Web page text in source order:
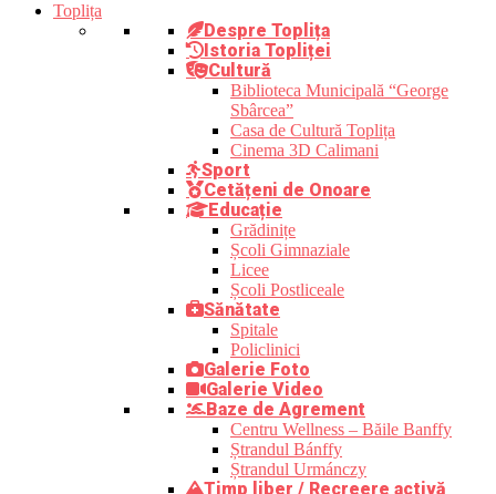
Toplița
Despre Toplița
Istoria Topliței
Cultură
Biblioteca Municipală “George
Sbârcea”
Casa de Cultură Toplița
Cinema 3D Calimani
Sport
Cetățeni de Onoare
Educație
Grădinițe
Școli Gimnaziale
Licee
Școli Postliceale
Sănătate
Spitale
Policlinici
Galerie Foto
Galerie Video
Baze de Agrement
Centru Wellness – Băile Banffy
Ștrandul Bánffy
Ștrandul Urmánczy
Timp liber / Recreere activă